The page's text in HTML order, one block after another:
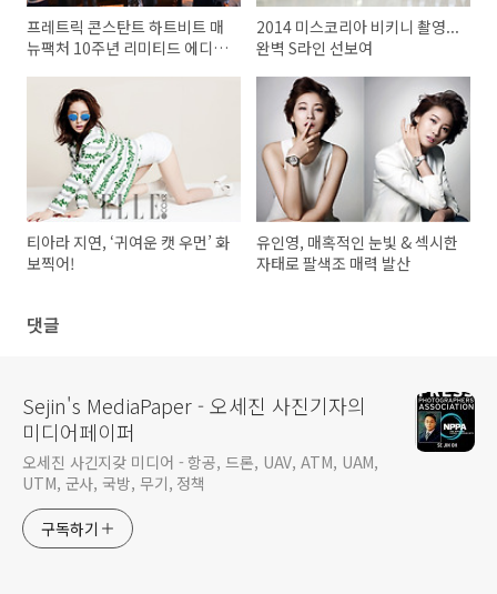
프레트릭 콘스탄트 하트비트 매
뉴팩처 10주년 리미티드 에디션
2014 미스코리아 비키니 촬영...
완벽 S라인 선보여
티아라 지연, ‘귀여운 캣 우먼’ 화
보찍어!
유인영, 매혹적인 눈빛 & 섹시한
자태로 팔색조 매력 발산
댓글
Sejin's MediaPaper - 오세진 사진기자의
미디어페이퍼
오세진 사긴지갖 미디어 - 항공, 드론, UAV, ATM, UAM,
UTM, 군사, 국방, 무기, 정책
구독하기